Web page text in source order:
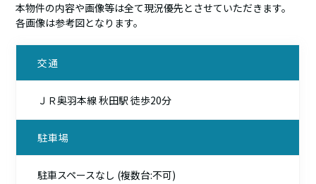
本物件の内容や画像等は全て現況優先とさせていただきます。
各画像は参考図となります。
交通
ＪＲ奥羽本線 秋田駅 徒歩20分
駐車場
駐車スペースなし (複数台:不可)